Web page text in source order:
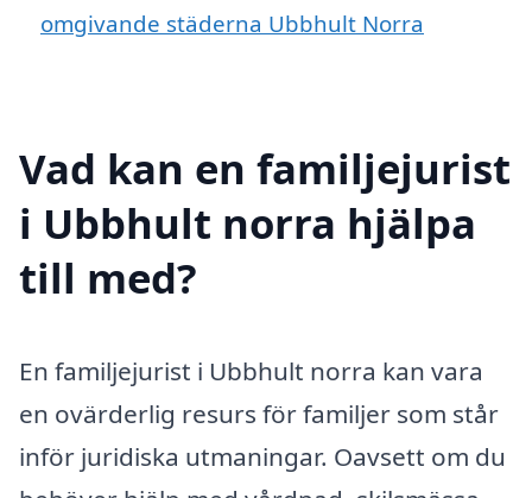
omgivande städerna Ubbhult Norra
Vad kan en familjejurist
i Ubbhult norra hjälpa
till med?
En familjejurist i Ubbhult norra kan vara
en ovärderlig resurs för familjer som står
inför juridiska utmaningar. Oavsett om du